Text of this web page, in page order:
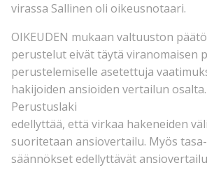
virassa Sallinen oli oikeusnotaari.
OIKEUDEN mukaan valtuuston
perustelut eivät täytä viranomaisen
perustelemiselle asetettuja
hakijoiden ansioiden vertailun osalta.
Perustuslaki
edellyttää, että virkaa hakeneiden
suoritetaan ansiovertailu. Myös
säännökset edellyttävät